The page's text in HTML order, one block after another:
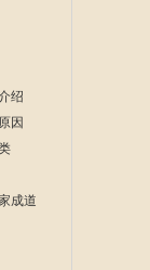
绍
因
成道